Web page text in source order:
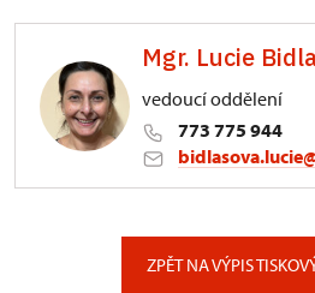
3/, Sychrov 3
Mgr. Lucie
vedoucí oddělení
773 775 944
ZPĚT NA VÝPIS